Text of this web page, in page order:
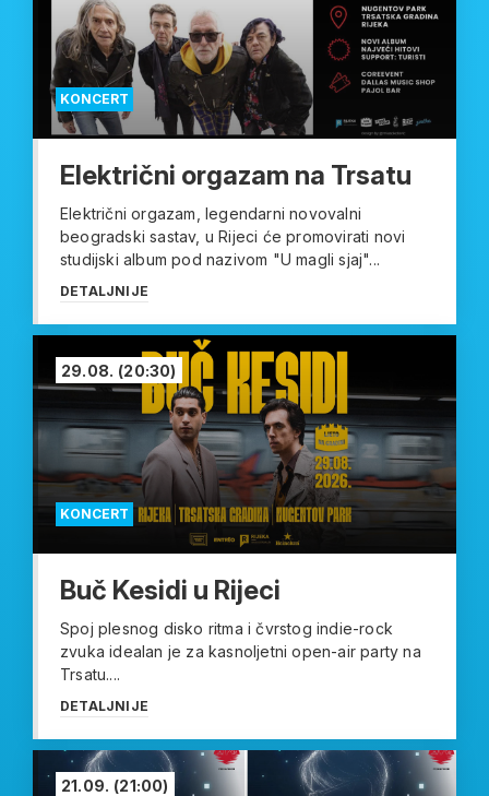
KONCERT
Električni orgazam na Trsatu
Električni orgazam, legendarni novovalni
beogradski sastav, u Rijeci će promovirati novi
studijski album pod nazivom "U magli sjaj"...
DETALJNIJE
KONCERT
29.08. (20:30)
Buč Kesidi u Rijeci
Spoj plesnog disko ritma i čvrstog indie-rock
zvuka idealan je za kasnoljetni open-air party na
Trsatu....
DETALJNIJE
21.09. (21:00)